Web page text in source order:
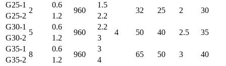
4
G25-1
2
0.6
960
1.5
32 25 2 30
G25-2 1.2
2.2
G30-1
5
0.6
960
2.2
50 40 2.5 35
G30-2 1.2
3
G35-1
8
0.6
960
3
65 50 3 40
G35-2 1.2
4